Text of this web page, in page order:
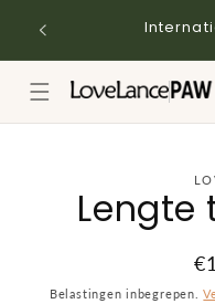
naar de
Lengte
Belastingen inbegrepen.